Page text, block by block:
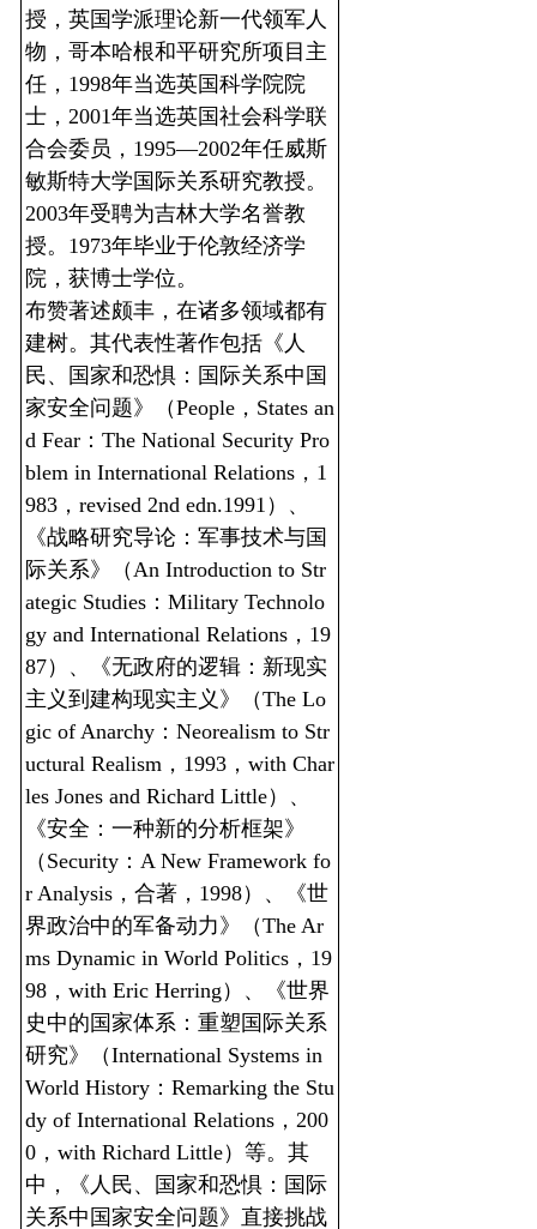
授，英国学派理论新一代领军人
物，哥本哈根和平研究所项目主
任，1998年当选英国科学院院
士，2001年当选英国社会科学联
合会委员，1995—2002年任威斯
敏斯特大学国际关系研究教授。
2003年受聘为吉林大学名誉教
授。1973年毕业于伦敦经济学
院，获博士学位。
布赞著述颇丰，在诸多领域都有
建树。其代表性著作包括《人
民、国家和恐惧：国际关系中国
家安全问题》（People，States an
d Fear：The National Security Pro
blem in International Relations，1
983，revised 2nd edn.1991）、
《战略研究导论：军事技术与国
际关系》（An Introduction to Str
ategic Studies：Military Technolo
gy and International Relations，19
87）、《无政府的逻辑：新现实
主义到建构现实主义》（The Lo
gic of Anarchy：Neorealism to Str
uctural Realism，1993，with Char
les Jones and Richard Little）、
《安全：一种新的分析框架》
（Security：A New Framework fo
r Analysis，合著，1998）、《世
界政治中的军备动力》（The Ar
ms Dynamic in World Politics，19
98，with Eric Herring）、《世界
史中的国家体系：重塑国际关系
研究》（International Systems in
World History：Remarking the Stu
dy of International Relations，200
0，with Richard Little）等。其
中，《人民、国家和恐惧：国际
关系中国家安全问题》直接挑战